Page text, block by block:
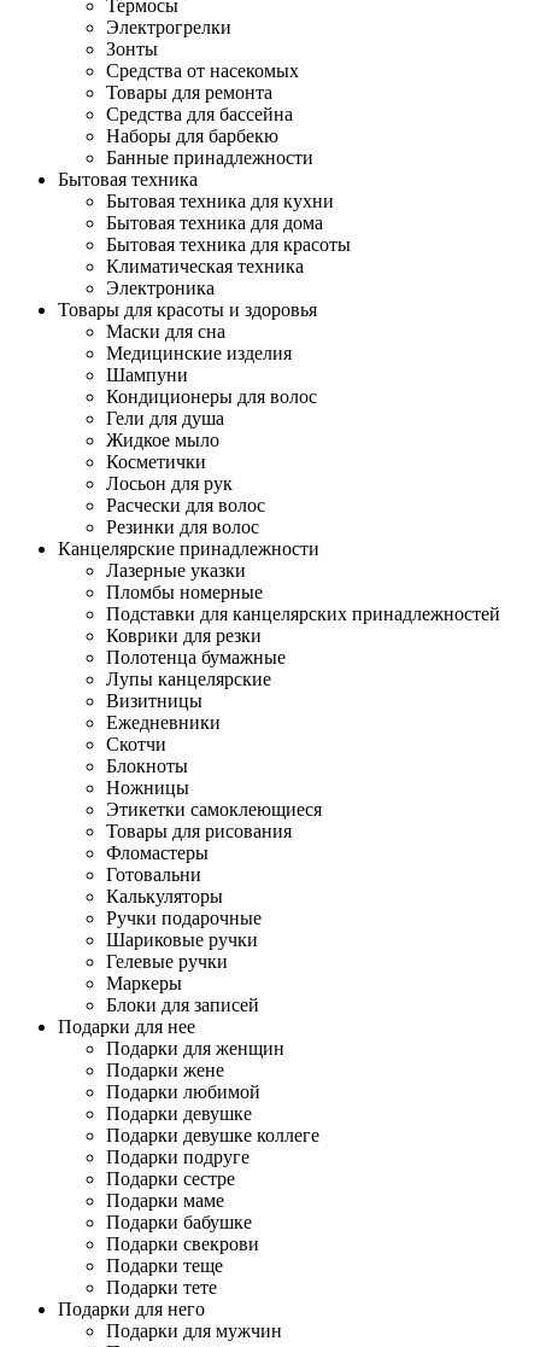
Термосы
Электрогрелки
Зонты
Средства от насекомых
Товары для ремонта
Средства для бассейна
Наборы для барбекю
Банные принадлежности
Бытовая техника
Бытовая техника для кухни
Бытовая техника для дома
Бытовая техника для красоты
Климатическая техника
Электроника
Товары для красоты и здоровья
Маски для сна
Медицинские изделия
Шампуни
Кондиционеры для волос
Гели для душа
Жидкое мыло
Косметички
Лосьон для рук
Расчески для волос
Резинки для волос
Канцелярские принадлежности
Лазерные указки
Пломбы номерные
Подставки для канцелярских принадлежностей
Коврики для резки
Полотенца бумажные
Лупы канцелярские
Визитницы
Ежедневники
Скотчи
Блокноты
Ножницы
Этикетки самоклеющиеся
Товары для рисования
Фломастеры
Готовальни
Калькуляторы
Ручки подарочные
Шариковые ручки
Гелевые ручки
Маркеры
Блоки для записей
Подарки для нее
Подарки для женщин
Подарки жене
Подарки любимой
Подарки девушке
Подарки девушке коллеге
Подарки подруге
Подарки сестре
Подарки маме
Подарки бабушке
Подарки свекрови
Подарки теще
Подарки тете
Подарки для него
Подарки для мужчин